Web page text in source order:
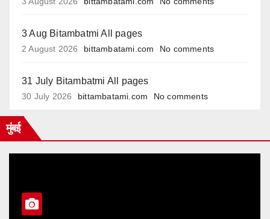
3 Aug Bitambatmi All pages
2 August 2026 bittambatami.com No comments
31 July Bitambatmi All pages
30 July 2026 bittambatami.com No comments
मुंबई